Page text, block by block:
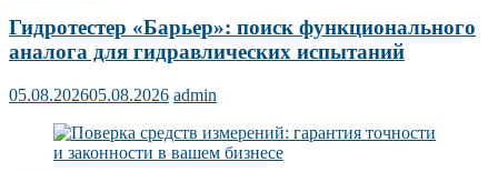
Гидротестер «Барьер»: поиск функционального
аналога для гидравлических испытаний
05.08.202605.08.2026 admin